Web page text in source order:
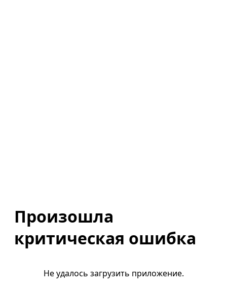
Произошла
критическая ошибка
Не удалось загрузить приложение.